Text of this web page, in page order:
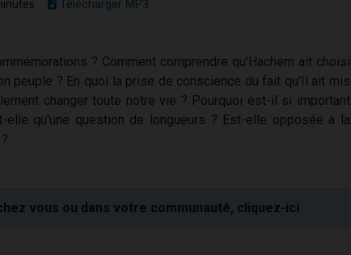
Télécharger MP3
? Comment comprendre qu'Hachem ait choisi
peuple ? En quoi la prise de conscience du fait qu'Il ait mis
changer toute notre vie ? Pourquoi est-il si important
qu'une question de longueurs ? Est-elle opposée à la
vous ou dans votre communauté, cliquez-ici